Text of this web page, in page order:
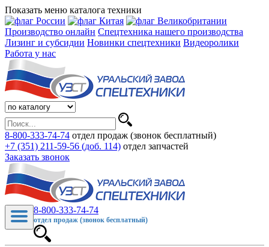
Показать меню каталога техники
Производство онлайн Спецтехника нашего производства
Лизинг и субсидии Новинки спецтехники Видеоролики
Работа у нас
8-800-333-74-74 отдел продаж (звонок бесплатный)
+7 (351) 211-59-56 (доб. 114) отдел запчастей
Заказать звонок
8-800-333-74-74
отдел продаж (звонок бесплатный)